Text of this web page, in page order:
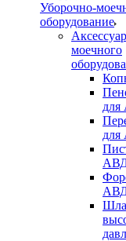
Уборочно-
оборудование
моечного